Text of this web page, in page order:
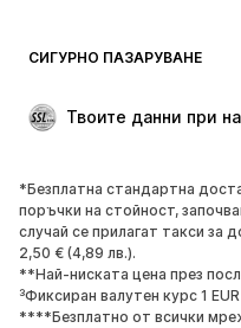
СИГУРНО ПАЗАРУВАНЕ
Твоите данни при
*Безплатна стандартна
поръчки на стойност,
случай се прилагат такси за
2,50 € (4,89 лв.).
**Най-ниската цена през
³Фиксиран валутен курс 1
****Безплатно от всички